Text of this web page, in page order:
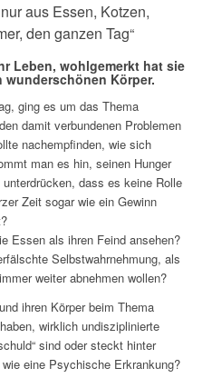
aus Essen, Kotzen,
den ganzen Tag“
Leben, wohlgemerkt hat sie
wunderschönen Körper.
ging es um das Thema
damit verbundenen Problemen
nachempfinden, wie sich
man es hin, seinen Hunger
dass es keine Rolle
Zeit sogar wie ein Gewinn
Essen als ihren Feind ansehen?
Selbstwahrnehmung, als
weiter abnehmen wollen?
ihren Körper beim Thema
wirklich undisziplinierte
sind oder steckt hinter
eine Psychische Erkrankung?